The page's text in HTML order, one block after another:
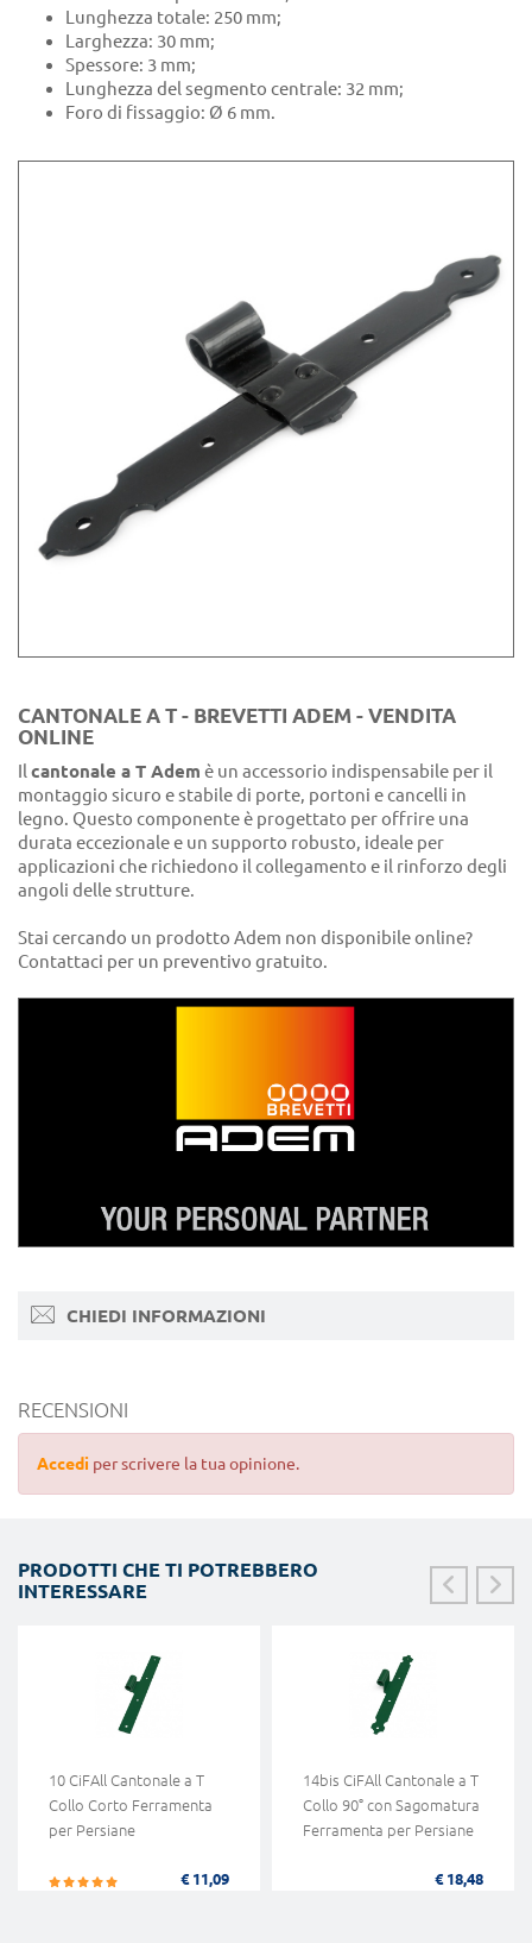
Lunghezza totale: 250 mm;
Larghezza: 30 mm;
Spessore: 3 mm;
Lunghezza del segmento centrale: 32 mm;
Foro di fissaggio: Ø 6 mm.
CANTONALE A T - BREVETTI ADEM - VENDITA
ONLINE
Il cantonale a T Adem è un accessorio indispensabile per il
montaggio sicuro e stabile di porte, portoni e cancelli in
legno. Questo componente è progettato per offrire una
durata eccezionale e un supporto robusto, ideale per
applicazioni che richiedono il collegamento e il rinforzo degli
angoli delle strutture.
Stai cercando un prodotto Adem non disponibile online?
Contattaci per un preventivo gratuito.
CHIEDI INFORMAZIONI
RECENSIONI
Accedi per scrivere la tua opinione.
PRODOTTI CHE TI POTREBBERO
INTERESSARE
10 CiFAll Cantonale a T
Collo Corto Ferramenta
per Persiane
€ 11,09
14bis CiFAll Cantonale a T
Collo 90° con Sagomatura
Ferramenta per Persiane
€ 18,48